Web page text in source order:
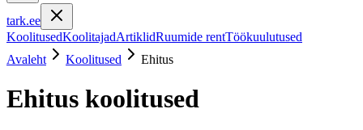
tark.ee
KoolitusedKoolitajadArtiklidRuumide rentTöökuulutused
Avaleht
Koolitused Ehitus
Ehitus koolitused